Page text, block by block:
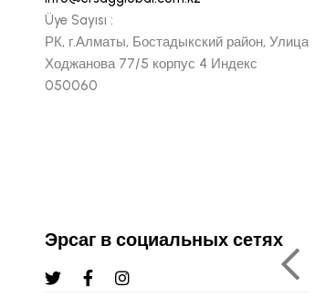
работать ещё
ПЕЧЕНИЦЫН
Üye Sayısı :
РК, г.Алматы, Бостадыкский район, Улица
Ходжанова 77/5 корпус 4 Индекс
050060
Эрсаг в социальных сетях